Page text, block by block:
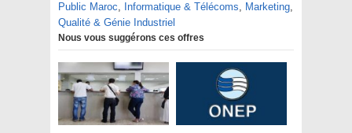
Public Maroc, Informatique & Télécoms, Marketing,
Qualité & Génie Industriel
Nous vous suggérons ces offres